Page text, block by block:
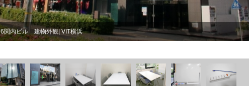
関内ビル 建物外観| VIT横浜